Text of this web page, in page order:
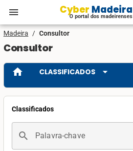
menu Cyber Madeira
O portal dos madeirenses
Madeira / Consultor
Consultor
home CLASSIFICADOS arrow_drop_down
Classificados
search Palavra-chave